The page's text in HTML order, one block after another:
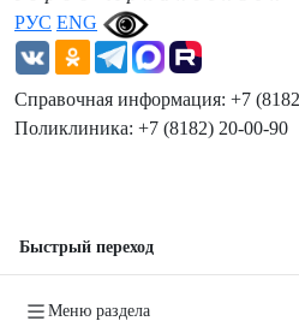
РУС ENG
Справочная информация: +7
Поликлиника: +7 (8182) 20-00-90
Быстрый переход
Меню раздела